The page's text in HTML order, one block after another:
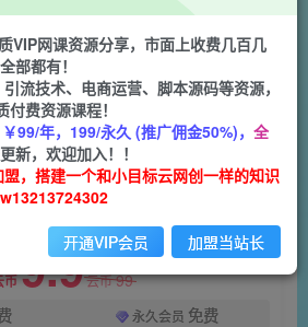
理解数据课：摒弃学习时间，
题（31节）
创 关注 私信
1275 34
费后查看
币9.9云币99
永久会员 免费
VIP网课资源分享，市面上收费几百几
部都有！
流技术、电商运营、脚本源码等资源，
费资源课程！
￥99/年，199/永久 (推广佣金50%)， 全
新，欢迎加入！！
，搭建一个和小目标云网创一样的知识
开通VIP会员 加盟当站长